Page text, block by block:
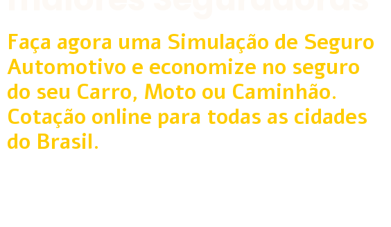
Faça agora uma Simulação de Seguro
Automotivo e economize no seguro
do seu Carro, Moto ou Caminhão.
Cotação online para todas as cidades
do Brasil.